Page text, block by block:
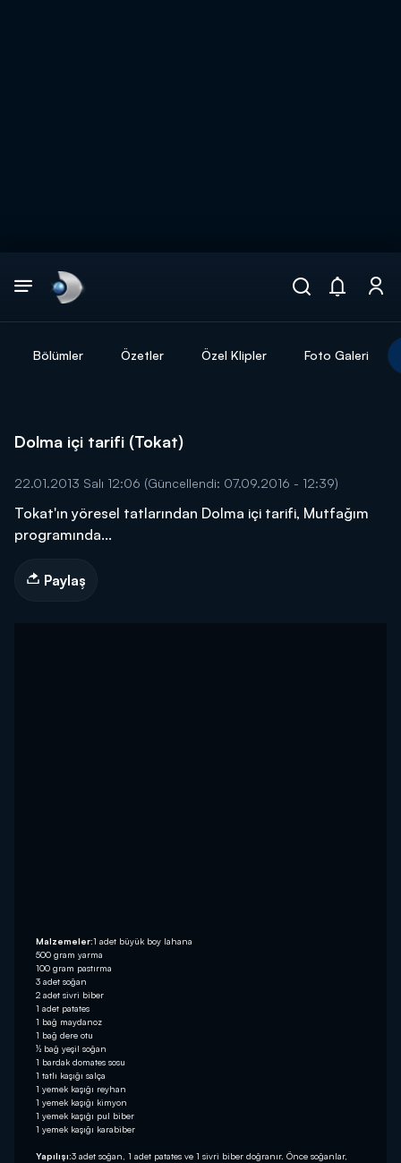
Bölümler Özetler Özel Klipler Foto Galeri
Dolma içi tarifi (Tokat)
22.01.2013 Salı 12:06 (Güncellendi: 07.09.2016 - 12:39)
Tokat'ın yöresel tatlarından Dolma içi tarifi, Mutfağım
programında...
Paylaş
Malzemeler:1 adet büyük boy lahana
500 gram yarma
100 gram pastırma
3 adet soğan
2 adet sivri biber
1 adet patates
1 bağ maydanoz
1 bağ dere otu
½ bağ yeşil soğan
1 bardak domates sosu
1 tatlı kaşığı salça
1 yemek kaşığı reyhan
1 yemek kaşığı kimyon
1 yemek kaşığı pul biber
1 yemek kaşığı karabiber
Yapılışı:3 adet soğan, 1 adet patates ve 1 sivri biber doğranır. Önce soğanlar,